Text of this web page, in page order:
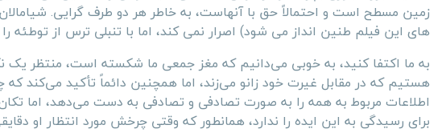
زمین مسطح است و احتمالاً حق با آنهاست، به خاطر هر دو طرف گرایی.
های این فیلم طنین انداز می شود) اصرار نمی کند، اما با تنبلی ترس از توطئه را
به ما اکتفا کنید، به خوبی می‌دانیم که مغز جمعی ما شکسته است، منتظر یک
هستیم که در مقابل غیرت خود زانو می‌زند، اما همچنین دائماً تأکید می‌کند که
اطلاعات مربوط به همه را به صورت تصادفی و تصادفی به دست می‌دهد، اما
برای رسیدگی به این ایده را ندارد، همانطور که وقتی چرخش مورد انتظار او